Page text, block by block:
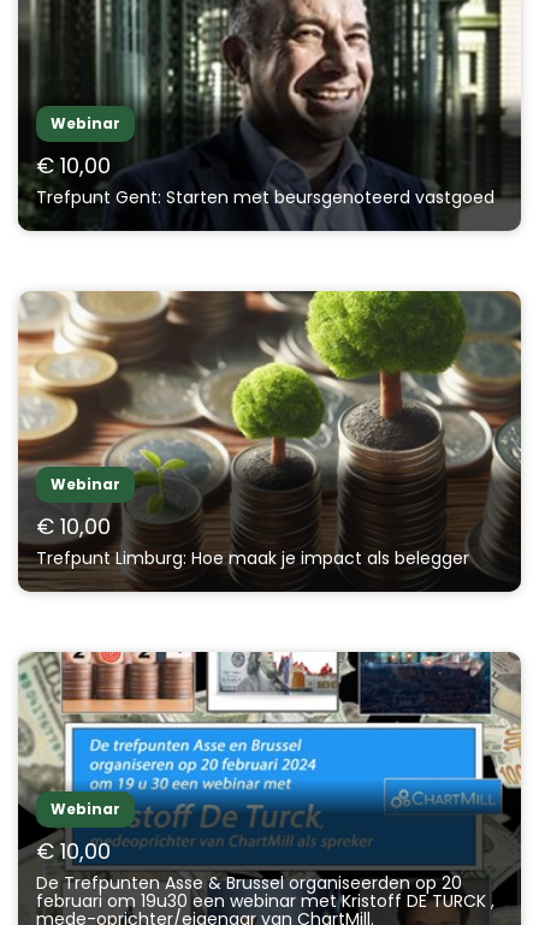
Webinar
€ 10,00
Trefpunt Gent: Starten met beursgenoteerd vastgoed
Webinar
€ 10,00
Trefpunt Limburg: Hoe maak je impact als belegger
Webinar
€ 10,00
De Trefpunten Asse & Brussel organiseerden op 20
februari om 19u30 een webinar met Kristoff DE TURCK ,
mede-oprichter/eigenaar van ChartMill.